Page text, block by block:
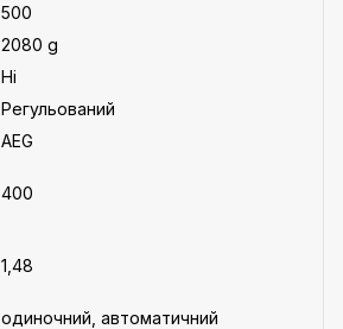
500
2080 g
Ні
Регульований
AEG
400
1,48
одиночний, автоматичний